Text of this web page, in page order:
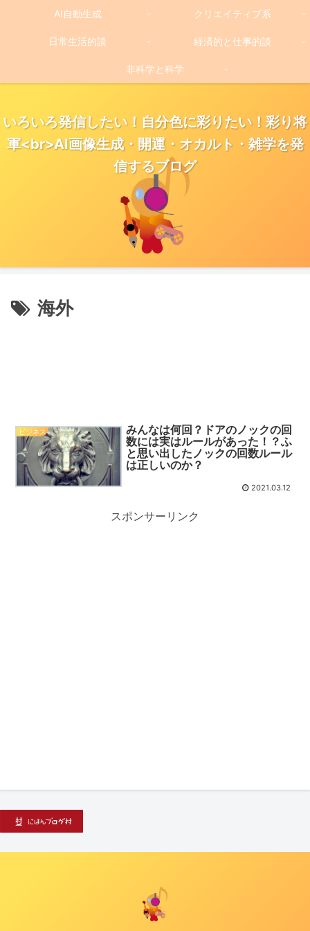
いろいろ発信したい！自分色に彩りたい！彩り将
軍<br>AI画像生成・開運・オカルト・雑学を発
信するブログ
AI自動生成 クリエイティブ系
日常生活的談 経済的と仕事的談
非科学と科学
海外
ビジネス
みんなは何回？ドアのノックの回
数には実はルールがあった！？ふ
と思い出したノックの回数ルール
は正しいのか？
2021.03.12
スポンサーリンク